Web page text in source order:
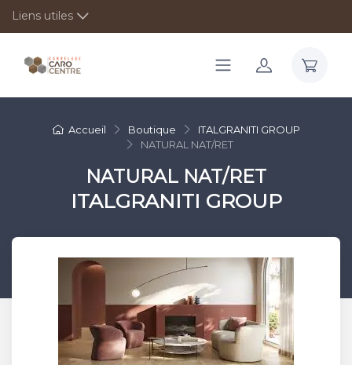
Liens utiles
Accueil Boutique
ITALGRANITI GROUP
NATURAL NAT/RET
NATURAL NAT/RET
ITALGRANITI GROUP